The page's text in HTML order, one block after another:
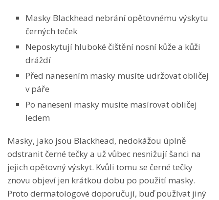
Masky Blackhead nebrání opětovnému výskytu
černých teček
Neposkytují hluboké čištění nosní kůže a kůži
dráždí
Před nanesením masky musíte udržovat obličej
v páře
Po nanesení masky musíte masírovat obličej
ledem
Masky, jako jsou Blackhead, nedokážou úplně
odstranit černé tečky a už vůbec nesnižují šanci na
jejich opětovný výskyt. Kvůli tomu se černé tečky
znovu objeví jen krátkou dobu po použití masky.
Proto dermatologové doporučují, buď používat jiný